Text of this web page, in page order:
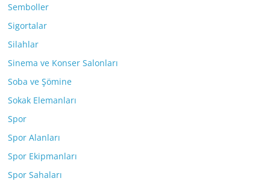
Semboller
Sigortalar
Silahlar
Sinema ve Konser Salonları
Soba ve Şömine
Sokak Elemanları
Spor
Spor Alanları
Spor Ekipmanları
Spor Sahaları